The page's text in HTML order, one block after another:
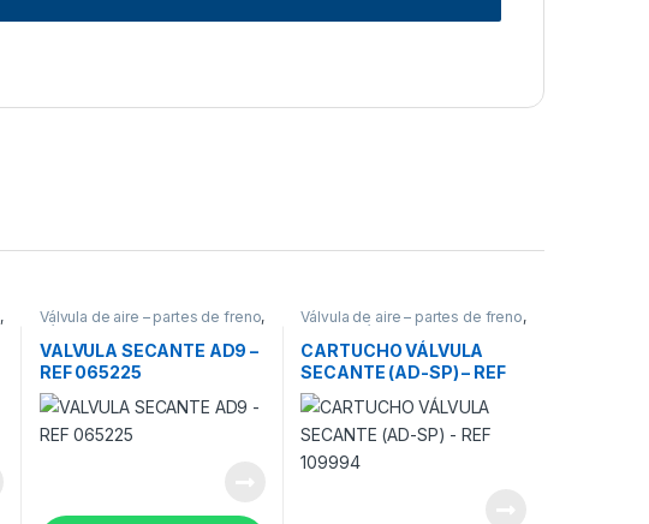
,
Válvula de aire – partes de freno,
Válvulas
VALVULA SECANTE AD9 –
REF 065225
Válvula de aire – partes de freno,
Válvulas
CARTUCHO VÁLVULA
SECANTE (AD-SP) – REF
109994